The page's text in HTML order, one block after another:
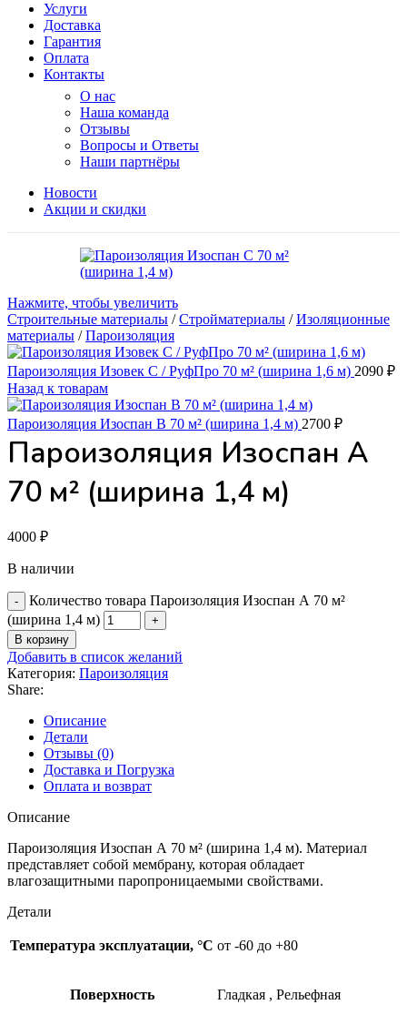
Услуги
Доставка
Гарантия
Оплата
Контакты
О нас
Наша команда
Отзывы
Вопросы и Ответы
Наши партнёры
Новости
Акции и скидки
Нажмите, чтобы увеличить
Строительные материалы /Стройматериалы /Изоляционные
материалы /Пароизоляция
Пароизоляция Изовек С / РуфПро 70 м² (ширина 1,6 м) 2090 ₽
Назад к товарам
Пароизоляция Изоспан В 70 м² (ширина 1,4 м) 2700 ₽
Пароизоляция Изоспан А
70 м² (ширина 1,4 м)
4000 ₽
В наличии
Количество товара Пароизоляция Изоспан А 70 м²
(ширина 1,4 м)
В корзину
Добавить в список желаний
Категория: Пароизоляция
Share:
Описание
Детали
Отзывы (0)
Доставка и Погрузка
Оплата и возврат
Описание
Пароизоляция Изоспан А 70 м² (ширина 1,4 м). Материал
представляет собой мембрану, которая обладает
влагозащитными паропроницаемыми свойствами.
Детали
Температура эксплуатации, °C от -60 до +80
Поверхность Гладкая , Рельефная